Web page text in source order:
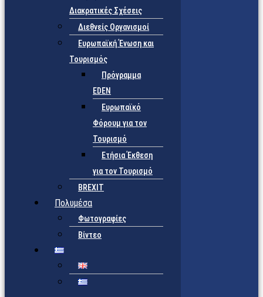
Διακρατικές Σχέσεις
Διεθνείς Οργανισμοί
Ευρωπαϊκή Ένωση και
Τουρισμός
Πρόγραμμα
EDEN
Ευρωπαϊκό
Φόρουμ για τον
Τουρισμό
Ετήσια Έκθεση
για τον Τουρισμό
BREXIT
Πολυμέσα
Φωτογραφίες
Βίντεο